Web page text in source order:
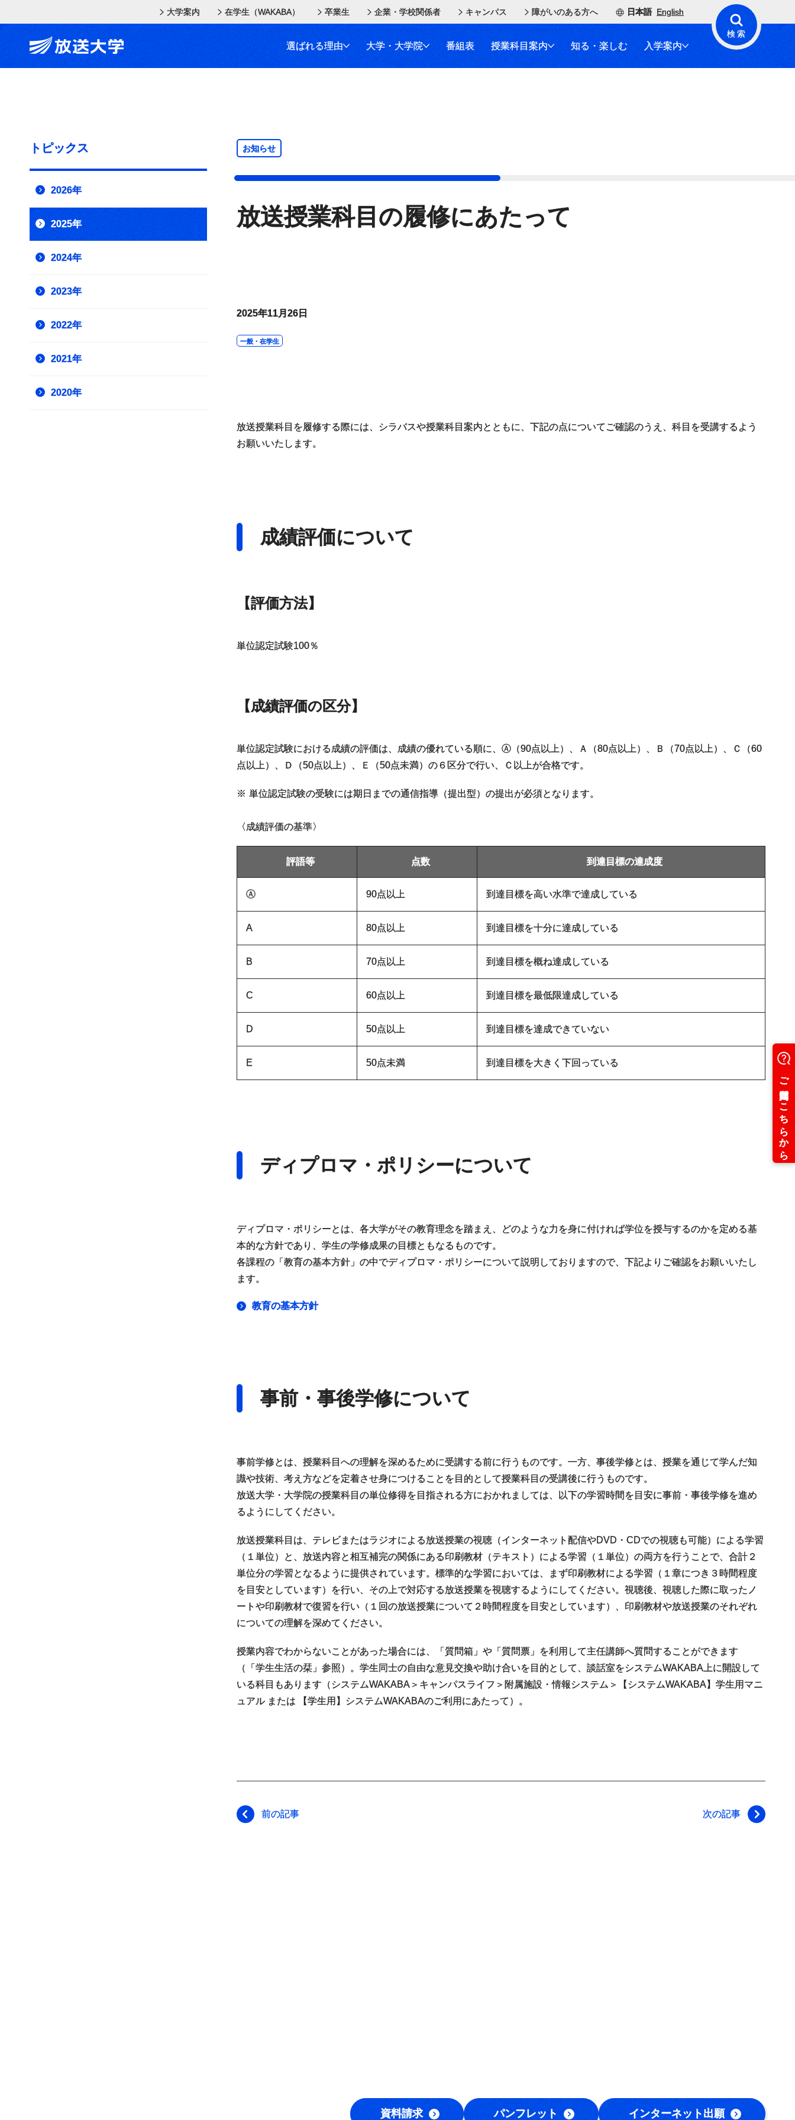
スクリーンリーダーでご覧の方へ
大学案内 在学生（WAKABA） 卒業生 企業・学校関係者 キャンパス 障がいのある方へ 日本語 English
選ばれる理由 大学・大学院 番組表 授業科目案内 知る・楽しむ 入学案内
検索
お知らせ
放送授業科目の履修にあたって
2025年11月26日
一般・在学生
放送授業科目を履修する際には、シラバスや授業科目案内とともに、下記の点についてご確認のうえ、科目を受講するよう
お願いいたします。
成績評価について
【評価方法】
単位認定試験100％
【成績評価の区分】
単位認定試験における成績の評価は、成績の優れている順に、Ⓐ（90点以上）、Ａ（80点以上）、Ｂ（70点以上）、Ｃ（60
点以上）、Ｄ（50点以上）、Ｅ（50点未満）の６区分で行い、Ｃ以上が合格です。
※ 単位認定試験の受験には期日までの通信指導（提出型）の提出が必須となります。
〈成績評価の基準〉
評語等 点数 到達目標の達成度
Ⓐ 90点以上 到達目標を高い水準で達成している
A 80点以上 到達目標を十分に達成している
B 70点以上 到達目標を概ね達成している
C 60点以上 到達目標を最低限達成している
D 50点以上 到達目標を達成できていない
E 50点未満 到達目標を大きく下回っている
ディプロマ・ポリシーについて
ディプロマ・ポリシーとは、各大学がその教育理念を踏まえ、どのような力を身に付ければ学位を授与するのかを定める基
本的な方針であり、学生の学修成果の目標ともなるものです。
各課程の「教育の基本方針」の中でディプロマ・ポリシーについて説明しておりますので、下記よりご確認をお願いいたし
ます。
教育の基本方針
事前・事後学修について
事前学修とは、授業科目への理解を深めるために受講する前に行うものです。一方、事後学修とは、授業を通じて学んだ知
識や技術、考え方などを定着させ身につけることを目的として授業科目の受講後に行うものです。
放送大学・大学院の授業科目の単位修得を目指される方におかれましては、以下の学習時間を目安に事前・事後学修を進め
るようにしてください。
放送授業科目は、テレビまたはラジオによる放送授業の視聴（インターネット配信やDVD・CDでの視聴も可能）による学習
（１単位）と、放送内容と相互補完の関係にある印刷教材（テキスト）による学習（１単位）の両方を行うことで、合計２
単位分の学習となるように提供されています。標準的な学習においては、まず印刷教材による学習（１章につき３時間程度
を目安としています）を行い、その上で対応する放送授業を視聴するようにしてください。視聴後、視聴した際に取ったノ
ートや印刷教材で復習を行い（１回の放送授業について２時間程度を目安としています）、印刷教材や放送授業のそれぞれ
についての理解を深めてください。
授業内容でわからないことがあった場合には、「質問箱」や「質問票」を利用して主任講師へ質問することができます
（「学生生活の栞」参照）。学生同士の自由な意見交換や助け合いを目的として、談話室をシステムWAKABA上に開設して
いる科目もあります（システムWAKABA＞キャンパスライフ＞附属施設・情報システム＞【システムWAKABA】学生用マニ
ュアル または 【学生用】システムWAKABAのご利用にあたって）。
前の記事 次の記事
トピックス
2026年
2025年
2024年
2023年
2022年
2021年
2020年
資料請求 パンフレット インターネット出願